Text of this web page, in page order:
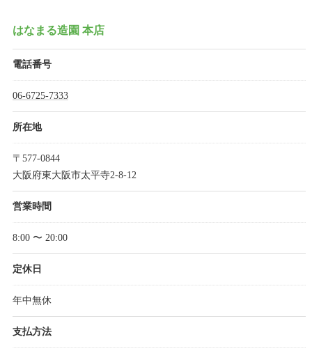
はなまる造園 本店
電話番号
06-6725-7333
所在地
〒577-0844
大阪府東大阪市太平寺2-8-12
営業時間
8:00 〜 20:00
定休日
年中無休
支払方法